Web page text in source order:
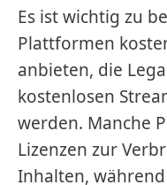
Es ist wichtig zu
Plattformen
anbieten, die
kostenlosen
werden. Manche
Lizenzen zur
Inhalten,